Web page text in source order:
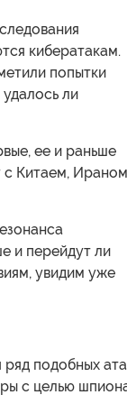
кибератакам.
попытки
ли
ее и раньше
с Китаем, Ираном
и перейдут ли
увидим уже
подобных
с целью